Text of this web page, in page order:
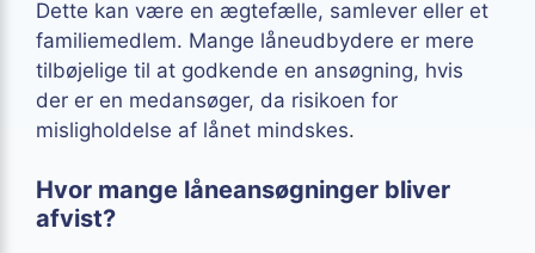
Dette kan være en ægtefælle, samlever eller et
familiemedlem. Mange låneudbydere er mere
tilbøjelige til at godkende en ansøgning, hvis
der er en medansøger, da risikoen for
misligholdelse af lånet mindskes.
Hvor mange låneansøgninger bliver
afvist?